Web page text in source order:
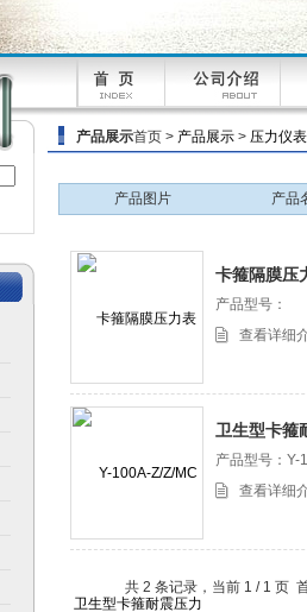
产品展示首页 > 产品展示 > 压力仪表
产品图片 产品
卡箍隔膜压
产品型号：
查看详细
卫生型卡箍
产品型号：Y-
查看详细
共 2 条记录，当前 1 / 1 页